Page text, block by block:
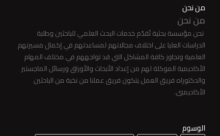
من نحن
من نحن
نحن مؤسسة بحثية تُقدّم خدمات البحث العلمي للباحثين وطلبة
الدراسات العليا على اختلاف مجالاتهم لمساعدتهم في إكمال مسيرتهم
العلمية وتجاوز كافة المشاكل التي قد تواجههم في مختلف المهام
الأكاديمية الموكلة لهم من إعداد الأبحاث والأوراق ورسائل الماجستير
والدكتوراه فريق العمل يتكون فريق عملنا من نخبة من الباحثين
الأكاديميي.
الوسوم